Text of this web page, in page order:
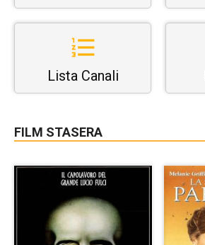
Lista Canali
FILM STASERA